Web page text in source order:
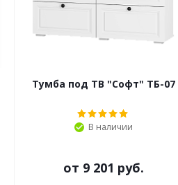
Тумба под ТВ "Софт" ТБ-07
В наличии
от 9 201 руб.